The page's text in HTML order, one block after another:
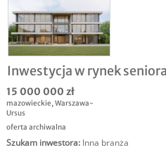
Inwestycja w rynek
15 000 000 zł
mazowieckie,Warszawa-
Ursus
oferta archiwalna
Szukam inwestora: Inna branża